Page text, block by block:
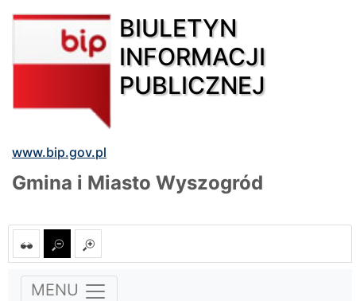
BIULETYN
INFORMACJI
PUBLICZNEJ
www.bip.gov.pl
Gmina i Miasto Wyszogród
MENU